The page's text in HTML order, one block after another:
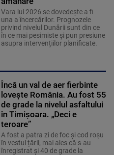
Vara lui 2026 se dovedește a fi
una a încercărilor. Prognozele
privind nivelul Dunării sunt din ce
în ce mai pesimiste și pun presiune
asupra intervențiilor planificate.
Încă un val de aer fierbinte
lovește România. Au fost 55
de grade la nivelul asfaltului
în Timișoara. „Deci e
teroare”
A fost a patra zi de foc și cod roșu
în vestul țării, mai ales că s-au
înregistrat și 40 de grade la